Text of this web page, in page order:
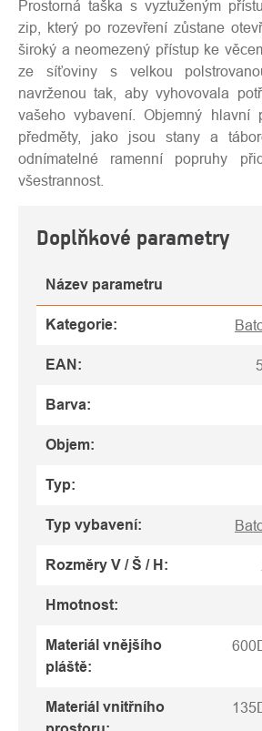
Prostorná taška s vyztuženým
zip, který po rozevření zůstane
široký a neomezený přístup ke
ze síťoviny s velkou
navrženou tak, aby vyhovovala
vašeho vybavení. Objemný hlavní
předměty, jako jsou stany a
odnímatelné ramenní popruhy
všestrannost.
Doplňkové parametry
Název parametru
Kategorie:
EAN :
Barva:
Objem:
Typ:
Typ vybavení:
Rozměry V / Š / H :
Hmotnost:
Materiál vnějšího
pláště:
Materiál vnitřního